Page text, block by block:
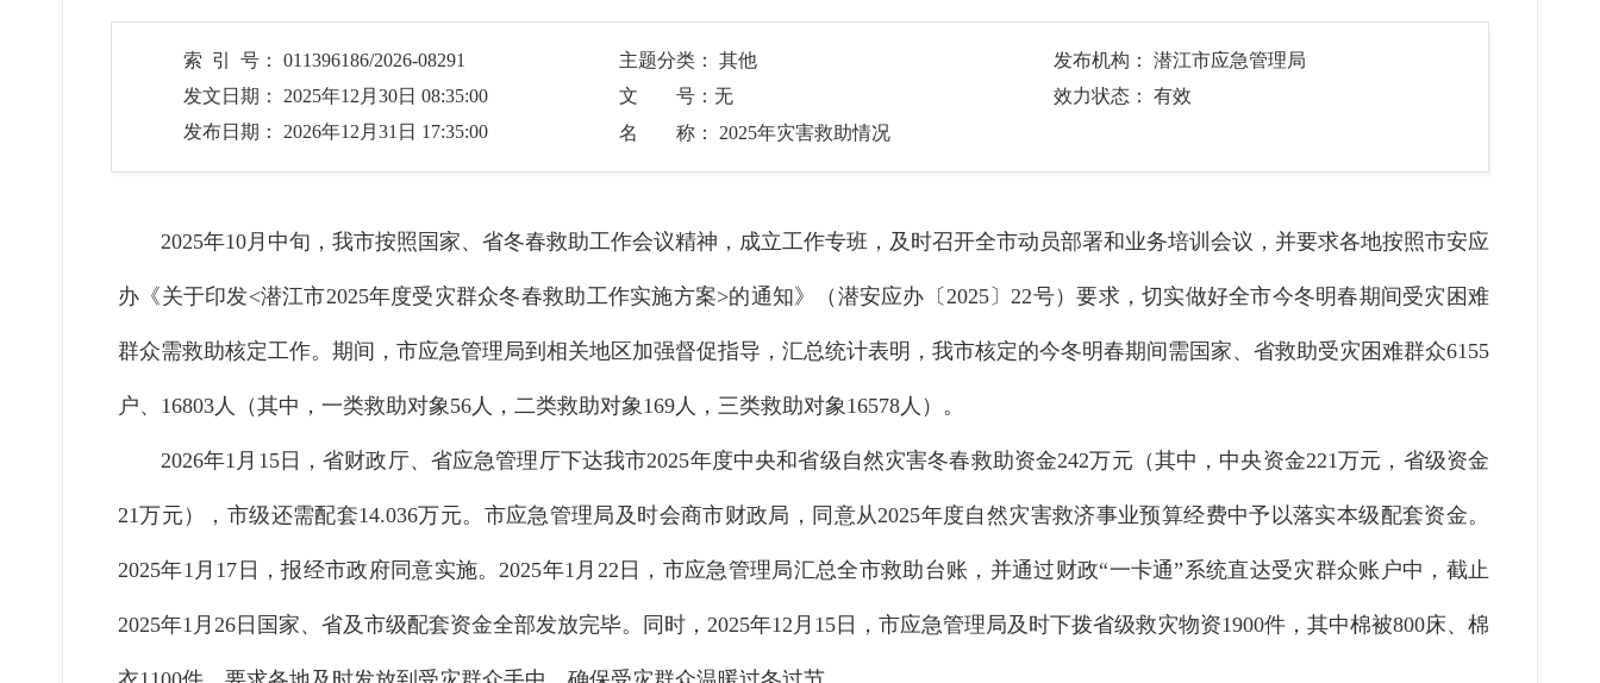
索 引 号： 011396186/2026-08291 主题分类： 其他
发布机构： 潜江市应急管理局
发文日期： 2025年12月30日 08:35:00
文 号：无
效力状态： 有效
发布日期： 2026年12月31日 17:35:00
名 称： 2025年灾害救助情况
2025年10月中旬，我市按照国家、省冬春救助工作会议精神，成立工作专班，及时召开全市动员部署和业务培训会议，并要求各地按照市安应
办《关于印发<潜江市2025年度受灾群众冬春救助工作实施方案>的通知》（潜安应办〔2025〕22号）要求，切实做好全市今冬明春期间受灾困难
群众需救助核定工作。期间，市应急管理局到相关地区加强督促指导，汇总统计表明，我市核定的今冬明春期间需国家、省救助受灾困难群众6155
户、16803人（其中，一类救助对象56人，二类救助对象169人，三类救助对象16578人）。
2026年1月15日，省财政厅、省应急管理厅下达我市2025年度中央和省级自然灾害冬春救助资金242万元（其中，中央资金221万元，省级资金
21万元），市级还需配套14.036万元。市应急管理局及时会商市财政局，同意从2025年度自然灾害救济事业预算经费中予以落实本级配套资金。
2025年1月17日，报经市政府同意实施。2025年1月22日，市应急管理局汇总全市救助台账，并通过财政“一卡通”系统直达受灾群众账户中，截止
2025年1月26日国家、省及市级配套资金全部发放完毕。同时，2025年12月15日，市应急管理局及时下拨省级救灾物资1900件，其中棉被800床、棉